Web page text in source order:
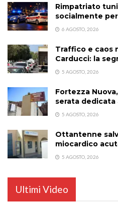
Rimpatriato
socialmente
6 AGOSTO, 2026
Traffico e caos
Carducci: la
5 AGOSTO, 2026
Fortezza
serata dedicata
5 AGOSTO, 2026
Ottantenne
miocardico
5 AGOSTO, 2026
Ultimi Video